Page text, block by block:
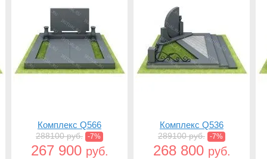
Комплекс Q566
288100 руб. -7%
267 900 руб.
Комплекс Q536
289100 руб. -7%
268 800 руб.